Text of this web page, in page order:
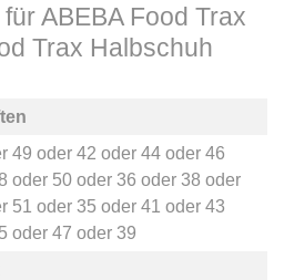
ABEBA Food Trax
Trax Halbschuh
49 oder 42 oder 44oder 46
oder 50oder 36 oder 38 oder
51 oder 35 oder 41 oder 43
oder 47 oder 39